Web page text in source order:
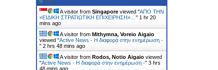
A visitor from Singapore viewed "ΑΠΟ ΤΗΝ
«ΕΙΔΙΚΗ ΣΤΡΑΤΙΩΤΙΚΗ ΕΠΙΧΕΙΡΗΣΗ»… " 1 hr 20
mins ago
A visitor from Mithymna, Voreio Aigaio
viewed "Active News - Η διαφορά στην ενημέρωση -
" 2 hrs 48 mins ago
A visitor from Rodos, Notio Aigaio viewed
"Active News - Η διαφορά στην ενημέρωση -" 3 hrs
48 mins ago